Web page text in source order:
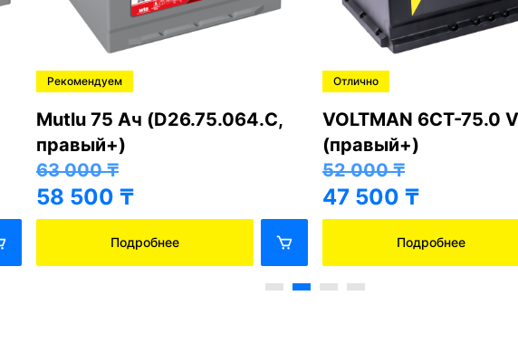
Рекомендуем
Mutlu 75 Ач (D26.75.064.C,
правый+)
63 000₸
58 500 ₸
Подробнее
Отлично
VOLTMAN 6CT-75.0
(правый+)
52 000₸
47 500 ₸
Подробнее